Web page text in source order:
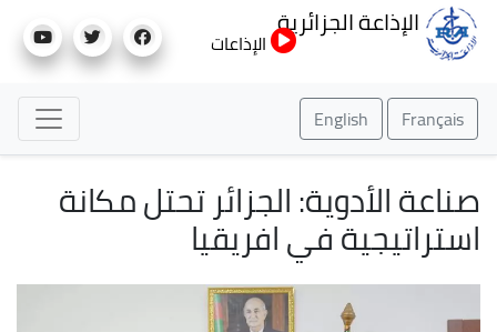
إلى
الإذاعة الجزائرية
الإذاعات
Français
English
صناعة الأدوية: الجزائر تحتل مكانة
استراتيجية في افريقيا